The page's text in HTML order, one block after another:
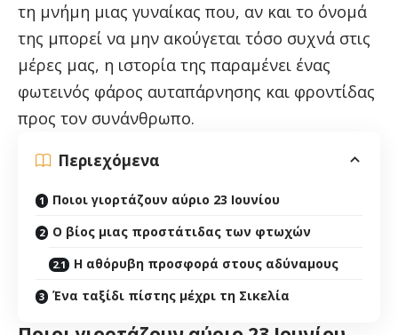
τη μνήμη μιας γυναίκας που, αν και το όνομά
της μπορεί να μην ακούγεται τόσο συχνά στις
μέρες μας, η ιστορία της παραμένει ένας
φωτεινός φάρος αυταπάρνησης και φροντίδας
προς τον συνάνθρωπο.
Περιεχόμενα
Ποιοι γιορτάζουν αύριο 23 Ιουνίου
Ο βίος μιας προστάτιδας των φτωχών
Η αθόρυβη προσφορά στους αδύναμους
Ένα ταξίδι πίστης μέχρι τη Σικελία